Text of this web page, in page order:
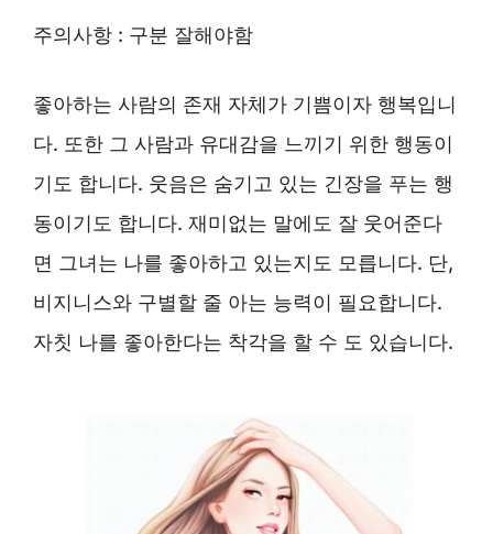
주의사항 : 구분 잘해야함
좋아하는 사람의 존재 자체가 기쁨이자 행복입니
다. 또한 그 사람과 유대감을 느끼기 위한 행동이
기도 합니다. 웃음은 숨기고 있는 긴장을 푸는 행
동이기도 합니다. 재미없는 말에도 잘 웃어준다
면 그녀는 나를 좋아하고 있는지도 모릅니다. 단,
비지니스와 구별할 줄 아는 능력이 필요합니다.
자칫 나를 좋아한다는 착각을 할 수 도 있습니다.